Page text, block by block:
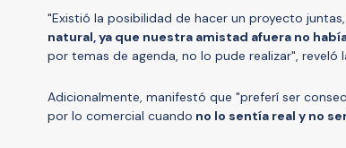
"Existió la posibilidad de hacer un proyecto
natural, ya que nuestra amistad afuera no
por temas de agenda, no lo pude realizar", reveló
Adicionalmente, manifestó que "preferí ser
por lo comercial cuando no lo sentía real y no